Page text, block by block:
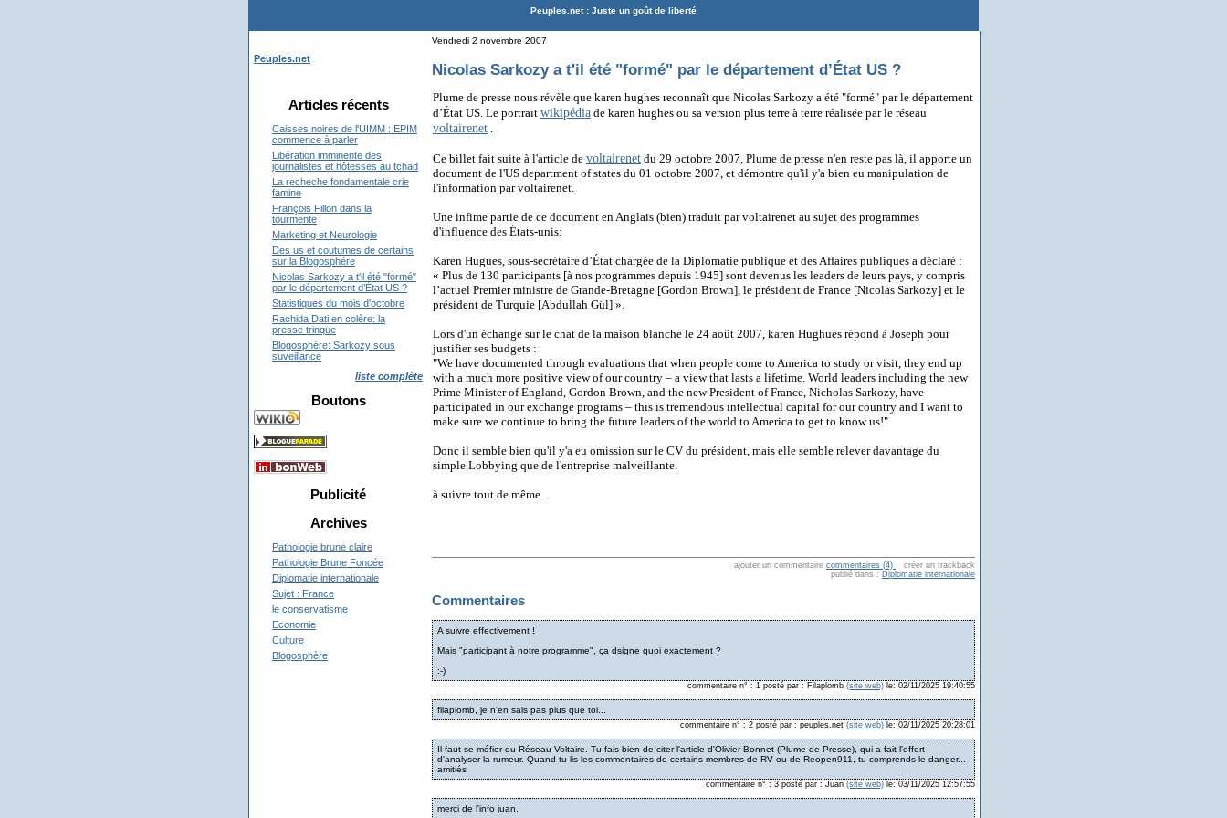
Peuples.net : Juste un goût de liberté
Peuples.net
Articles récents
Caisses noires de l'UIMM : EPIM
commence à parler
Libération imminente des
journalistes et hôtesses au tchad
La recheche fondamentale crie
famine
François Fillon dans la
tourmente
Marketing et Neurologie
Des us et coutumes de certains
sur la Blogosphère
Nicolas Sarkozy a t'il été "formé"
par le département d’État US ?
Statistiques du mois d'octobre
Rachida Dati en colère: la
presse trinque
Blogosphère: Sarkozy sous
suveillance
liste complète
Boutons
Publicité
Archives
Pathologie brune claire
Pathologie Brune Foncée
Diplomatie internationale
Sujet : France
le conservatisme
Economie
Culture
Blogosphère
Vendredi 2 novembre 2007
Nicolas Sarkozy a t'il été "formé" par le département d’État US ?
Plume de presse nous révèle que karen hughes reconnaît que Nicolas Sarkozy a été "formé" par le département
d’État US. Le portrait wikipédia de karen hughes ou sa version plus terre à terre réalisée par le réseau
voltairenet
Ce billet fait suite à l'article de voltairenet du 29 octobre 2007, Plume de presse n'en reste pas là, il apporte un
document de l'US department of states du 01 octobre 2007, et démontre qu'il y'a bien eu manipulation de
l'information par voltairenet.
Une infime partie de ce document en Anglais (bien) traduit par voltairenet au sujet des programmes
d'influence des États-unis:
Karen Hugues, sous-secrétaire d’État chargée de la Diplomatie publique et des Affaires publiques a déclaré :
« Plus de 130 participants [à nos programmes depuis 1945] sont devenus les leaders de leurs pays, y compris
l’actuel Premier ministre de Grande-Bretagne [Gordon Brown], le président de France [Nicolas Sarkozy] et le
président de Turquie [Abdullah Gül] ».
Lors d'un échange sur le chat de la maison blanche le 24 août 2007, karen Hughues répond à Joseph pour
justifier ses budgets :
"We have documented through evaluations that when people come to America to study or visit, they end up
with a much more positive view of our country – a view that lasts a lifetime. World leaders including the new
Prime Minister of England, Gordon Brown, and the new President of France, Nicholas Sarkozy, have
participated in our exchange programs – this is tremendous intellectual capital for our country and I want to
make sure we continue to bring the future leaders of the world to America to get to know us!"
Donc il semble bien qu'il y'a eu omission sur le CV du président, mais elle semble relever davantage du
simple Lobbying que de l'entreprise malveillante.
à suivre tout de même...
ajouter un commentaire commentaires (4)
créer un trackback
publié dans : Diplomatie internationale
Commentaires
A suivre effectivement !
Mais "participant à notre programme", ça dsigne quoi exactement ?
:-)
commentaire n° : 1 posté par : Filaplomb (site web) le: 02/11/2025 19:40:55
filaplomb, je n'en sais pas plus que toi...
commentaire n° : 2 posté par : peuples.net (site web) le: 02/11/2025 20:28:01
Il faut se méfier du Réseau Voltaire. Tu fais bien de citer l'article d'Olivier Bonnet (Plume de Presse), qui a fait l'effort
d'analyser la rumeur. Quand tu lis les commentaires de certains membres de RV ou de Reopen911, tu comprends le danger...
amitiés
commentaire n° : 3 posté par : Juan (site web) le: 03/11/2025 12:57:55
merci de l'info juan.